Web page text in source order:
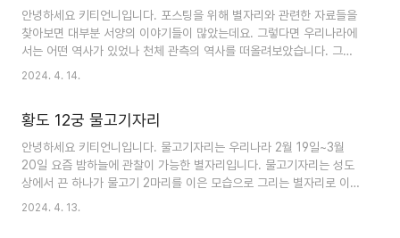
나입니다. 1. 은하수의 구조 은하수는 별, 가스, 먼지로 구성된 중앙 막
대 모양의 구조가 특징인 나선형 나선 은하입니다. 이 막대에서 바깥쪽
으로 방사되는 나선형 팔은 수많은 별, 성단, 성운을 포함하고 있습니
다. 우리 태양계는 오리온 암 ..
안녕하세요 키티언니입니다. 포스팅을 위해 별자리와 관련한 자료들을
찾아보면 대부분 서양의 이야기들이 많았는데요. 그렇다면 우리나라에
서는 어떤 역사가 있었나 천체 관측의 역사를 떠올려보았습니다. 그때
생각나는 건축물이 있었는데, 바로 경주에 있는 첨성대입니다. 오늘은
대 천문과 관련된 가장 상징적인 건축물은 경주에 위치한 첨성대입니
다. 7세기 선덕여왕 때 지어진 첨성대는 동아시아에서 가장 오래된 천
문대 중 하나로 꼽힙니다. 한국 삼국 중 하나인 신라 왕조는 기원전 57
년부터 기원후 935년까지 존재했습니다. 이 기간 동안 천문학을 비롯
2024. 4. 14.
황도 12궁 물고기자리
안녕하세요 키티언니입니다. 물고기자리는 우리나라 2월 19일~3월
20일 요즘 밤하늘에 관찰이 가능한 별자리입니다. 물고기자리는 성도
상에서 끈 하나가 물고기 2마리를 이은 모습으로 그리는 별자리로 이
역시 다른 별자리와 마찬가지로 그리스 신화와 연관성이 있습니다. 그
2024. 4. 13.